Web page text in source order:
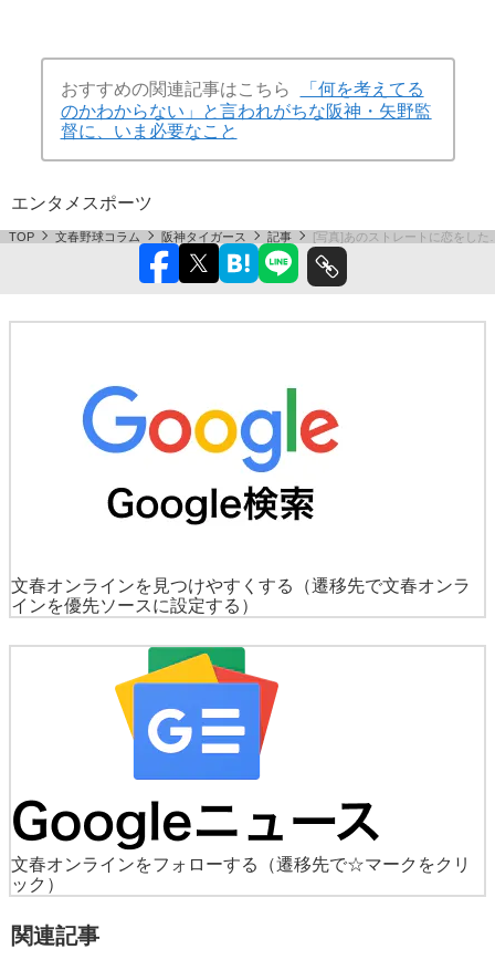
おすすめの関連記事はこちら
「何を考えてる
のかわからない」と言われがちな阪神・矢野監
督に、いま必要なこと
エンタメ スポーツ
TOP 文春野球コラム 阪神タイガース 記事 [写真]あのストレートに恋をし
文春オンラインを見つけやすくする
（遷移先で文春オンラ
インを優先ソースに設定する）
文春オンラインをフォローする
（遷移先で☆マークをクリ
ック）
関連記事